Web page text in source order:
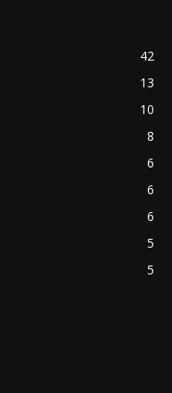
42
13
10
8
6
6
6
5
5